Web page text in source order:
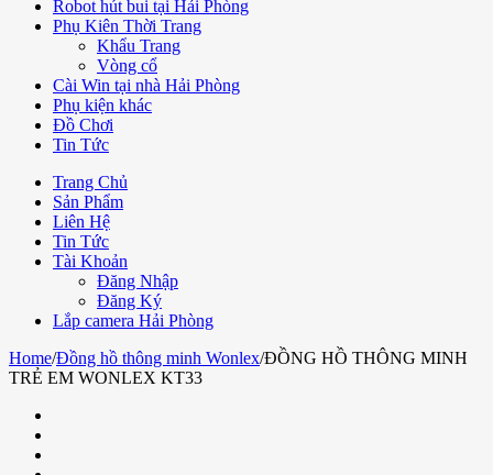
Robot hút bui tại Hải Phòng
Phụ Kiên Thời Trang
Khẩu Trang
Vòng cổ
Cài Win tại nhà Hải Phòng
Phụ kiện khác
Đồ Chơi
Tin Tức
Trang Chủ
Sản Phẩm
Liên Hệ
Tin Tức
Tài Khoản
Đăng Nhập
Đăng Ký
Lắp camera Hải Phòng
Home/Đồng hồ thông minh Wonlex/ĐỒNG HỒ THÔNG MINH
TRẺ EM WONLEX KT33